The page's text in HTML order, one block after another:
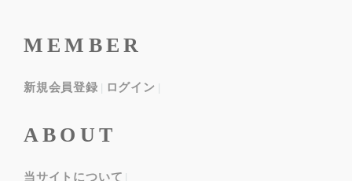
MEMBER
新規会員登録 ログイン
ABOUT
当サイトについて